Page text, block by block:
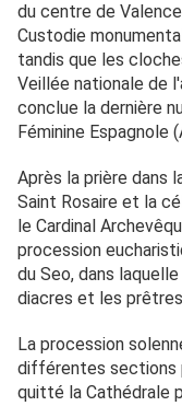
du centre de
Custodie
tandis que les
Veillée nationale de
conclue la dernière
Féminine Espagnole
Après la prière dans
Saint Rosaire et la
le Cardinal
procession
du Seo, dans
diacres et les
La procession
différentes sections
quitté la Cathédrale